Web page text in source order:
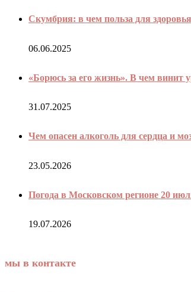
Скумбрия: в чем польза для
06.06.2025
«Борюсь за его жизнь». В чем винит
31.07.2025
Чем опасен алкоголь для сердца и
23.05.2026
Погода в Московском регионе 20
19.07.2026
мы в контакте